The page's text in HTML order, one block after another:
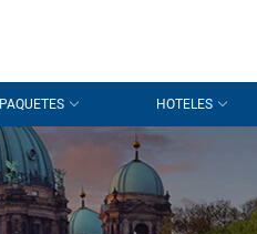
PAQUETES HOTELES